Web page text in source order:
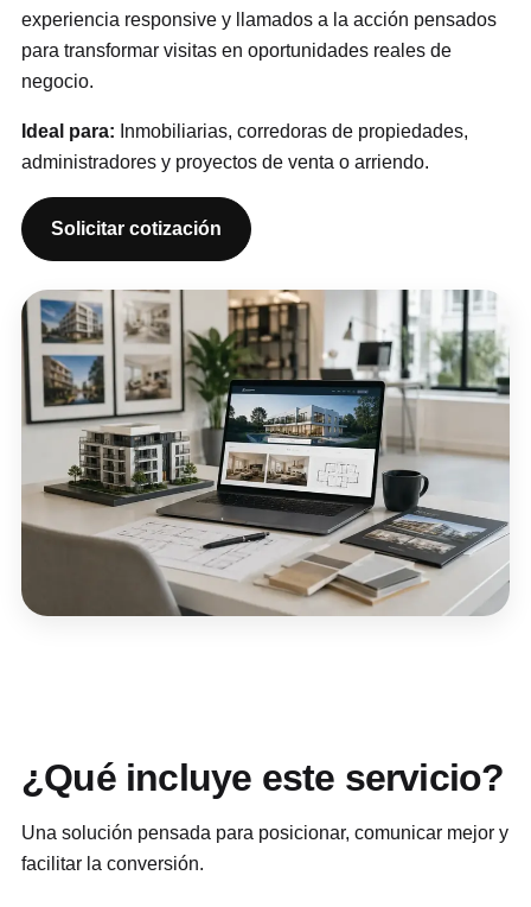
experiencia responsive y llamados a la acción pensados
para transformar visitas en oportunidades reales de
negocio.
Ideal para: Inmobiliarias, corredoras de propiedades,
administradores y proyectos de venta o arriendo.
Solicitar cotización
¿Qué incluye este servicio?
Una solución pensada para posicionar, comunicar mejor y
facilitar la conversión.